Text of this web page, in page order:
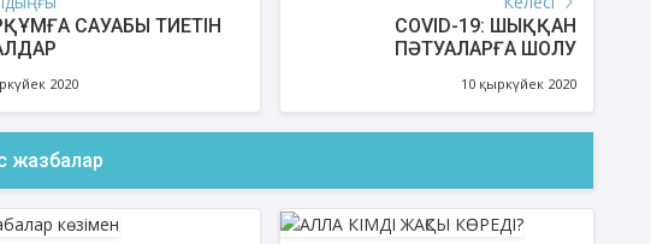
САУАБЫ ТИЕТІН
2020
COVID-19: ШЫҚҚАН
ПӘТУАЛАРҒА ШОЛУ
10 қыркүйек 2020
жазбалар